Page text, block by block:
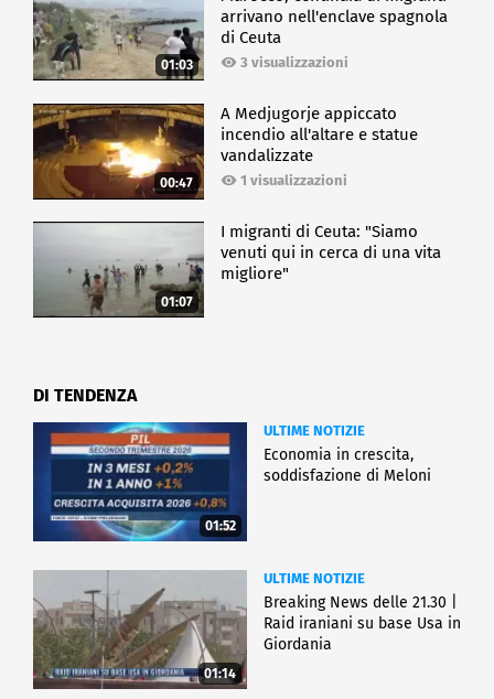
01:03
arrivano nell'enclave spagnola
di Ceuta
3 visualizzazioni
00:47
A Medjugorje appiccato
incendio all'altare e statue
vandalizzate
1 visualizzazioni
01:07
I migranti di Ceuta: "Siamo
venuti qui in cerca di una vita
migliore"
DI TENDENZA
01:52
ULTIME NOTIZIE
Economia in crescita,
soddisfazione di Meloni
01:14
ULTIME NOTIZIE
Breaking News delle 21.30 |
Raid iraniani su base Usa in
Giordania